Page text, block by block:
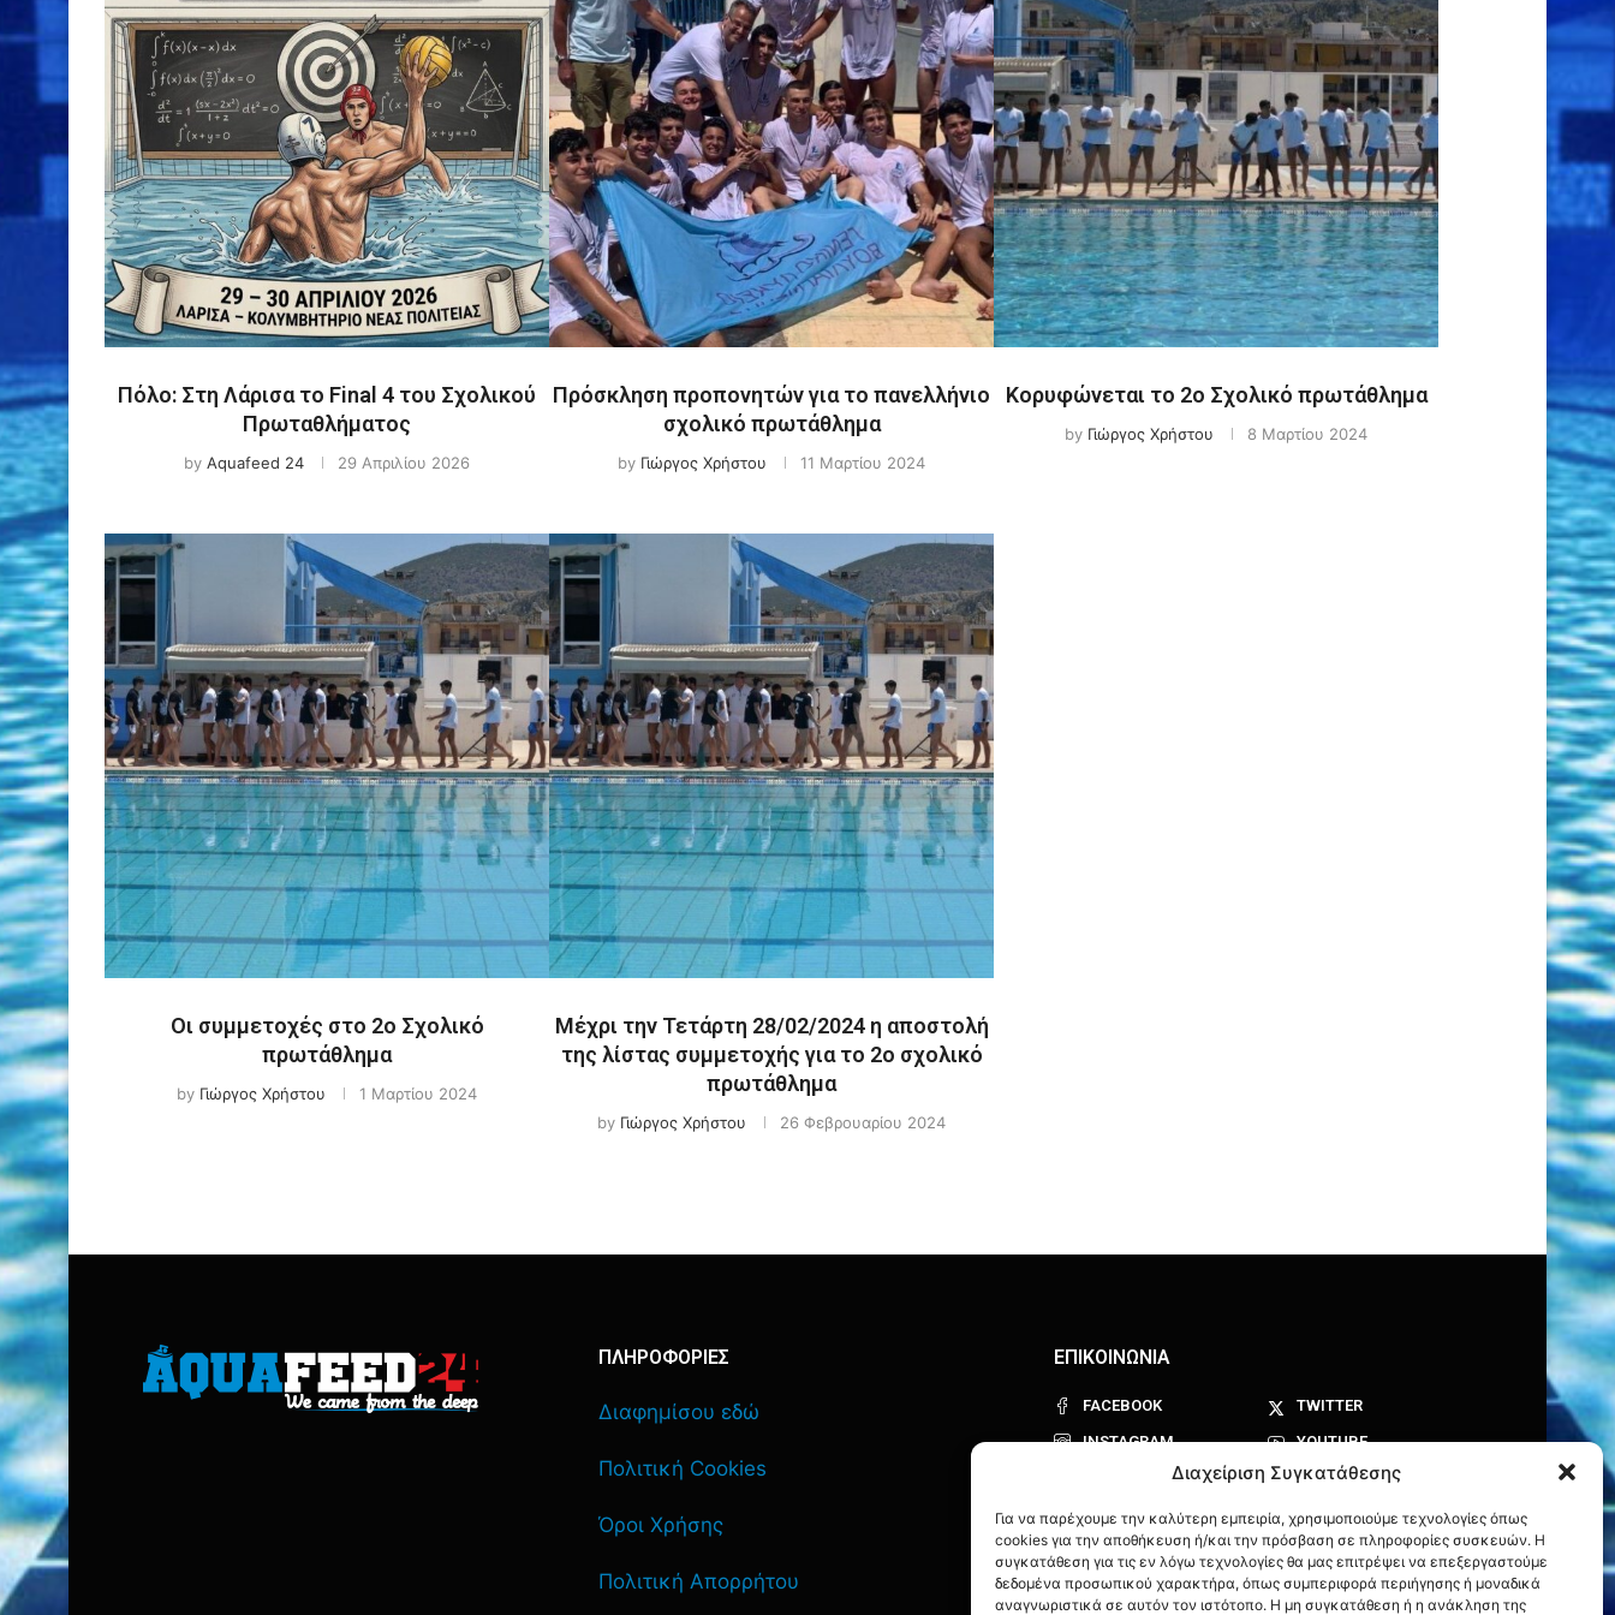
Διαχείριση Συγκατάθεσης
Για να παρέχουμε την καλύτερη εμπειρία, χρησιμοποιούμε τεχνολογίες όπως
cookies για την αποθήκευση ή/και την πρόσβαση σε πληροφορίες συσκευών. Η
συγκατάθεση για τις εν λόγω τεχνολογίες θα μας επιτρέψει να επεξεργαστούμε
δεδομένα προσωπικού χαρακτήρα, όπως συμπεριφορά περιήγησης ή μοναδικά
αναγνωριστικά σε αυτόν τον ιστότοπο. Η μη συγκατάθεση ή η ανάκληση της
Πόλο: Στη Λάρισα το Final 4 του Σχολικού
Πρωταθλήματος
by Aquafeed 24 29 Απριλίου 2026
Πρόσκληση προπονητών για το πανελλήνιο
σχολικό πρωτάθλημα
by Γιώργος Χρήστου 11 Μαρτίου 2024
Κορυφώνεται το 2ο Σχολικό πρωτάθλημα
by Γιώργος Χρήστου 8 Μαρτίου 2024
Οι συμμετοχές στο 2ο Σχολικό
πρωτάθλημα
by Γιώργος Χρήστου 1 Μαρτίου 2024
Μέχρι την Τετάρτη 28/02/2024 η αποστολή
της λίστας συμμετοχής για το 2ο σχολικό
πρωτάθλημα
by Γιώργος Χρήστου 26 Φεβρουαρίου 2024
ΠΛΗΡΟΦΟΡΙΕΣ
Διαφημίσου εδώ
Πολιτική Cookies
Όροι Χρήσης
Πολιτική Απορρήτου
ΕΠΙΚΟΙΝΩΝΙΑ
FACEBOOK
TWITTER
INSTAGRAM
YOUTUBE